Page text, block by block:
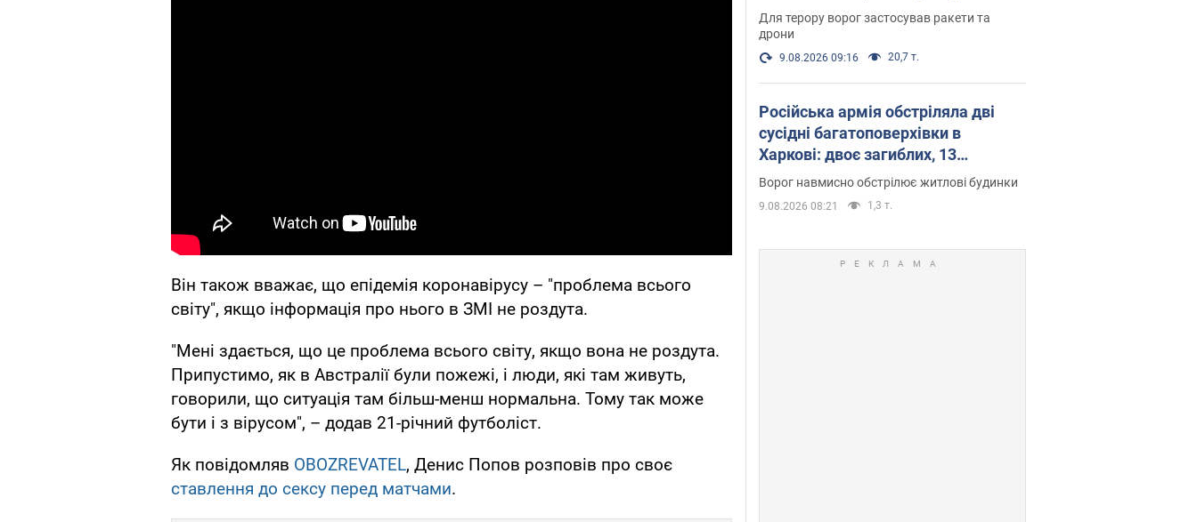
Він також вважає, що епідемія коронавірусу – "проблема всього
світу", якщо інформація про нього в ЗМІ не роздута.
"Мені здається, що це проблема всього світу, якщо вона не роздута.
Припустимо, як в Австралії були пожежі, і люди, які там живуть,
говорили, що ситуація там більш-менш нормальна. Тому так може
бути і з вірусом", – додав 21-річний футболіст.
Як повідомляв OBOZREVATEL, Денис Попов розповів про своє
ставлення до сексу перед матчами.
Фото та відео
Для терору ворог застосував ракети та
дрони
9.08.2026 09:16 20,7 т.
Російська армія обстріляла дві
сусідні багатоповерхівки в
Харкові: двоє загиблих, 13
постраждалих
Ворог навмисно обстрілює житлові будинки
9.08.2026 08:21 1,3 т.